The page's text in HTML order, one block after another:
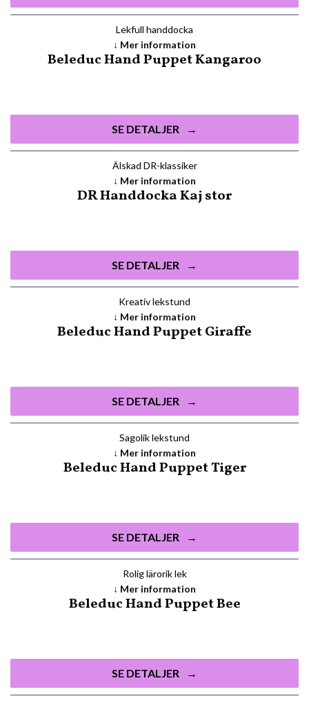
Lekfull handdocka
Beleduc Hand Puppet Kangaroo
SE DETALJER
Mer information
Älskad DR-klassiker
DR Handdocka Kaj stor
SE DETALJER
Mer information
Kreativ lekstund
Beleduc Hand Puppet Giraffe
SE DETALJER
Mer information
Sagolik lekstund
Beleduc Hand Puppet Tiger
SE DETALJER
Mer information
Rolig lärorik lek
Beleduc Hand Puppet Bee
SE DETALJER
Mer information